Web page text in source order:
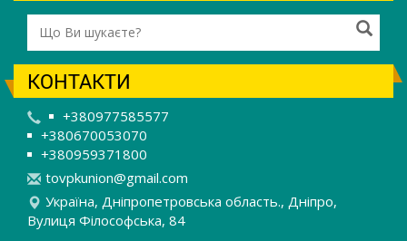
КОНТАКТИ
+380977585577
+380670053070
+380959371800
tovpkunion@gmail.com
Україна, Дніпропетровська область., Дніпро,
Вулиця Філософська, 84